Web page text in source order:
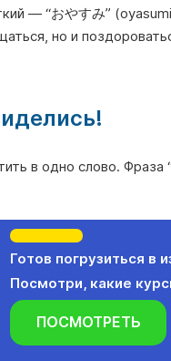
— “おやすみ”
но и
в одно слово. Фраза
Готов погрузиться в
Посмотри, какие
ПОСМОТРЕТЬ